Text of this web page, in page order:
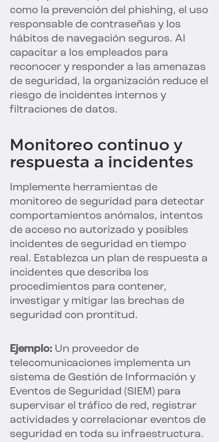
como la prevención del phishing, el uso
responsable de contraseñas y los
hábitos de navegación seguros. Al
capacitar a los empleados para
reconocer y responder a las amenazas
de seguridad, la organización reduce el
riesgo de incidentes internos y
filtraciones de datos.
Monitoreo continuo y
respuesta a incidentes
Implemente herramientas de
monitoreo de seguridad para detectar
comportamientos anómalos, intentos
de acceso no autorizado y posibles
incidentes de seguridad en tiempo
real. Establezca un plan de respuesta a
incidentes que describa los
procedimientos para contener,
investigar y mitigar las brechas de
seguridad con prontitud.
Ejemplo: Un proveedor de
telecomunicaciones implementa un
sistema de Gestión de Información y
Eventos de Seguridad (SIEM) para
supervisar el tráfico de red, registrar
actividades y correlacionar eventos de
seguridad en toda su infraestructura.